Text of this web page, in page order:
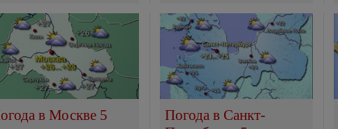
в Москве 5
Погода в Санкт-